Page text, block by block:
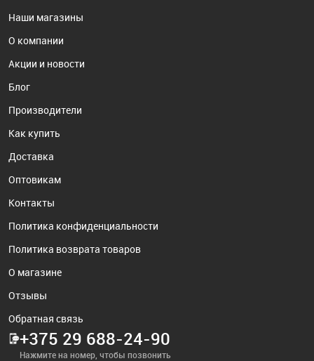
Наши магазины
О компании
Акции и новости
Блог
Производители
Как купить
Доставка
Оптовикам
Контакты
Политика конфиденциальности
Политика возврата товаров
О магазине
Отзывы
Обратная связь
+375 29 688-24-90
Нажмите на номер, чтобы позвонить